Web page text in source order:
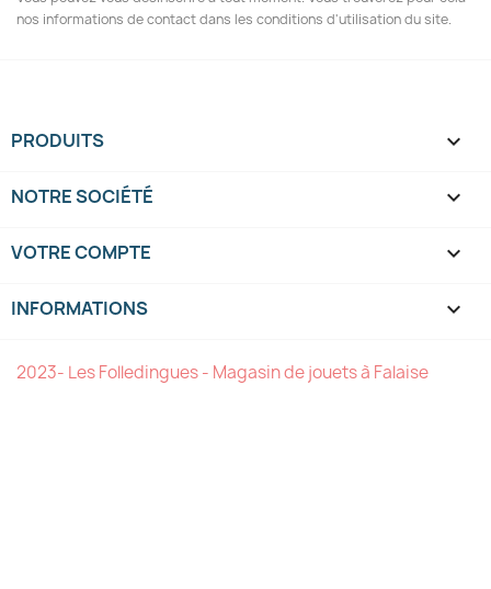
nos informations de contact dans les conditions d'utilisation du site.
PRODUITS 
NOTRE SOCIÉTÉ 
VOTRE COMPTE 
INFORMATIONS keyboard_arrow_down
2023- Les Folledingues - Magasin de jouets à Falaise